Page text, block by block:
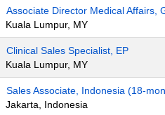
Associate Director Medical Affairs,
Kuala Lumpur, MY
Clinical Sales Specialist, EP
Kuala Lumpur, MY
Sales Associate, Indonesia (18-
Jakarta, Indonesia